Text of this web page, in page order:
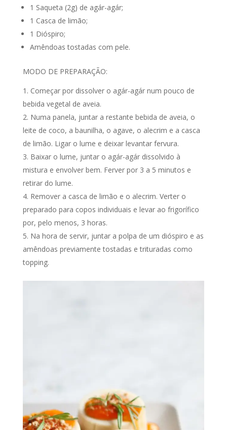
1 Saqueta (2g) de agár-agár;
1 Casca de limão;
1 Dióspiro;
Amêndoas tostadas com pele.
MODO DE PREPARAÇÃO:
Começar por dissolver o agár-agár num pouco de
bebida vegetal de aveia.
Numa panela, juntar a restante bebida de aveia, o
leite de coco, a baunilha, o agave, o alecrim e a casca
de limão. Ligar o lume e deixar levantar fervura.
Baixar o lume, juntar o agár-agár dissolvido à
mistura e envolver bem. Ferver por 3 a 5 minutos e
retirar do lume.
Remover a casca de limão e o alecrim. Verter o
preparado para copos individuais e levar ao frigorífico
por, pelo menos, 3 horas.
Na hora de servir, juntar a polpa de um dióspiro e as
amêndoas previamente tostadas e trituradas como
topping.